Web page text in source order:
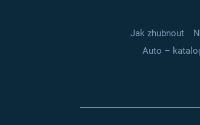
Jak zhubnout
Auto –